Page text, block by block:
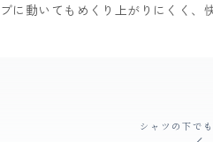
ブに動いてもめくり上がりにくく、
シャツの下でも